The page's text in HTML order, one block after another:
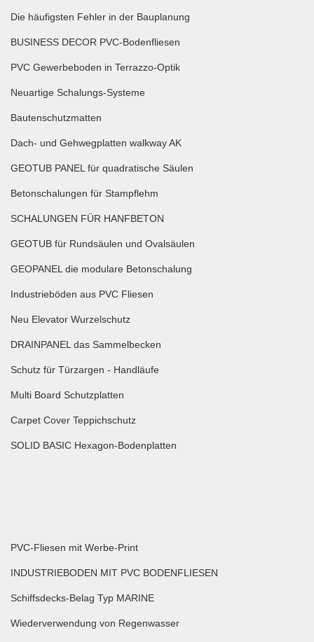
Die häufigsten Fehler in der Bauplanung
BUSINESS DECOR PVC-Bodenfliesen
PVC Gewerbeboden in Terrazzo-Optik
Neuartige Schalungs-Systeme
Bautenschutzmatten
Dach- und Gehwegplatten walkway AK
GEOTUB PANEL für quadratische Säulen
Betonschalungen für Stampflehm
SCHALUNGEN FÜR HANFBETON
GEOTUB für Rundsäulen und Ovalsäulen
GEOPANEL die modulare Betonschalung
Industrieböden aus PVC Fliesen
Neu Elevator Wurzelschutz
DRAINPANEL das Sammelbecken
Schutz für Türzargen - Handläufe
Multi Board Schutzplatten
Carpet Cover Teppichschutz
SOLID BASIC Hexagon-Bodenplatten
PVC-Fliesen mit Werbe-Print
INDUSTRIEBODEN MIT PVC BODENFLIESEN
Schiffsdecks-Belag Typ MARINE
Wiederverwendung von Regenwasser